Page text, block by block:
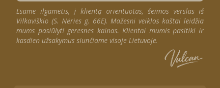
Esame ilgametis, į klientą orientuotas, šeimos verslas iš
Vilkaviškio (S. Nėries g. 66E). Mažesni veiklos kaštai leidžia
mums pasiūlyti geresnes kainas. Klientai mumis pasitiki ir
kasdien užsakymus siunčiame visoje Lietuvoje.